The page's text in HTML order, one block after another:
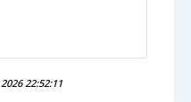
22:52:11